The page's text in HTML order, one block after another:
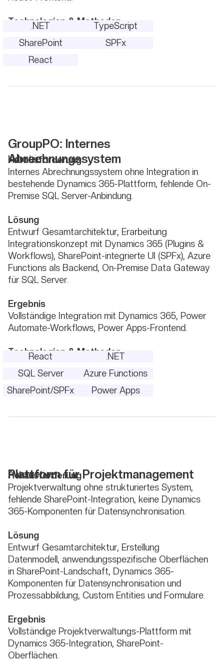
Technologien & Methoden
.NET
TypeScript
SharePoint
SPFx
React
GroupPO: Internes
Abrechnungssystem
Industrie
Herausforderung
Internes Abrechnungssystem ohne Integration in
bestehende Dynamics 365-Plattform, fehlende On-
Premise SQL Server-Anbindung.
Lösung
Entwurf Gesamtarchitektur, Erarbeitung
Integrationskonzept mit Dynamics 365 (Plugins &
Workflows), SharePoint-integrierte UI (SPFx), Azure
Functions als Backend, On-Premise Data Gateway
für SQL Server.
Ergebnis
Vollständige Integration mit Dynamics 365, Power
Automate-Workflows, Power Apps-Frontend.
Technologien & Methoden
React
.NET
SQL Server
Azure Functions
SharePoint/SPFx
Power Apps
Plattform für Projektmanagement
Automotive
Herausforderung
Projektverwaltung ohne strukturiertes System,
fehlende SharePoint-Integration, keine Dynamics
365-Komponenten für Datensynchronisation.
Lösung
Entwurf Gesamtarchitektur, Erstellung
Datenmodell, anwendungsspezifische Oberflächen
in SharePoint-Landschaft, Dynamics 365-
Komponenten für Datensynchronisation und
Prozessabbildung, Custom Entities und Formulare.
Ergebnis
Vollständige Projektverwaltungs-Plattform mit
Dynamics 365-Integration, SharePoint-
Oberflächen.